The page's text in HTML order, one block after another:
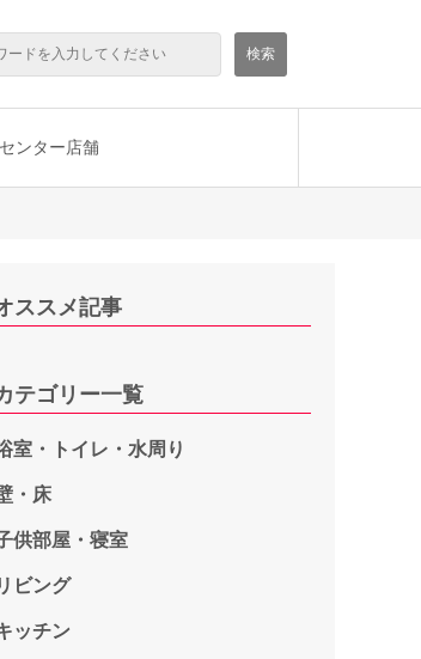
ンター店舗
ススメ記事
テゴリー一覧
室・トイレ・水周り
・床
供部屋・寝室
ビング
ッチン